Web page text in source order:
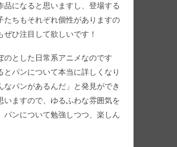
品になると思いますし、登場する
たちもそれぞれ個性がありますの
ぜひ注目して欲しいです！
のとした日常系アニメなのです
とパンについて本当に詳しくなり
なパンがあるんだ」と発見ができ
いますので、ゆるふわな雰囲気を
パンについて勉強しつつ、楽しん